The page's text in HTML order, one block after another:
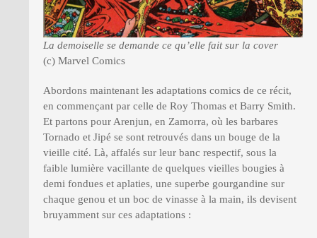
La demoiselle se demande ce qu’elle fait sur la cover
(c) Marvel Comics
Abordons maintenant les adaptations comics de ce récit,
en commençant par celle de Roy Thomas et Barry Smith.
Et partons pour Arenjun, en Zamorra, où les barbares
Tornado et Jipé se sont retrouvés dans un bouge de la
vieille cité. Là, affalés sur leur banc respectif, sous la
faible lumière vacillante de quelques vieilles bougies à
demi fondues et aplaties, une superbe gourgandine sur
chaque genou et un boc de vinasse à la main, ils devisent
bruyamment sur ces adaptations :